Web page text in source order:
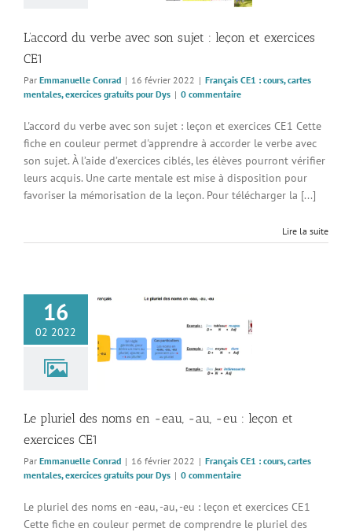
L’accord du verbe avec son sujet : leçon et exercices
CE1
Par Emmanuelle Conrad | 16 février 2022 | Français CE1 : cours, cartes
mentales, exercices gratuits pour Dys | 0 commentaire
L'accord du verbe avec son sujet : leçon et exercices CE1 Cette
fiche en couleur permet d'apprendre à accorder le verbe avec
son sujet. À l’aide d’exercices ciblés, les élèves pourront vérifier
leurs acquis. Une carte mentale est mise à disposition pour
favoriser la mémorisation de la leçon. Pour télécharger la [...]
Lire la suite
16
02 2022
des noms en -
-eu : leçon et
: cours, cartes
Le pluriel des noms en -eau, -au, -eu : leçon et
exercices CE1
Par Emmanuelle Conrad | 16 février 2022 | Français CE1 : cours, cartes
mentales, exercices gratuits pour Dys | 0 commentaire
Le pluriel des noms en -eau, -au, -eu : leçon et exercices CE1
Cette fiche en couleur permet de comprendre le pluriel des